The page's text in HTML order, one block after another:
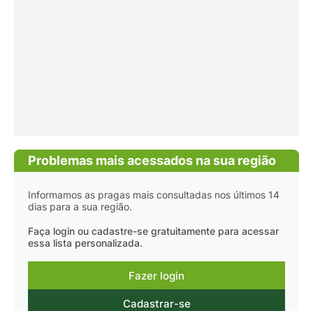
Problemas mais acessados na sua região
Informamos as pragas mais consultadas nos últimos 14
dias para a sua região.
Faça login ou cadastre-se gratuitamente para acessar
essa lista personalizada.
Fazer login
Cadastrar-se